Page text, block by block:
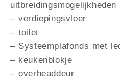
uitbreidingsmogelijkheden
– verdiepingsvloer
– toilet
– Systeemplafonds met
– keukenblokje
– overheaddeur